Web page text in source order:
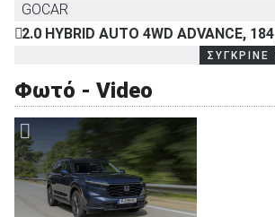
GOCAR
2.0 HYBRID AUTO 4WD ADVANCE,
ΣΥΓΚΡΙΝΕ
Φωτό - Video